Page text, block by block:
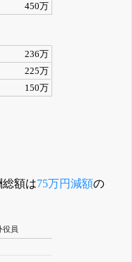
450万
236万
225万
150万
総額は75万円減額の
役員